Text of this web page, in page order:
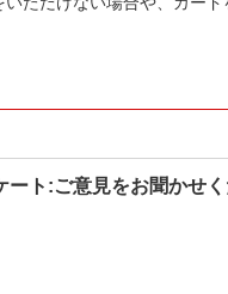
ート:ご意見をお聞かせ